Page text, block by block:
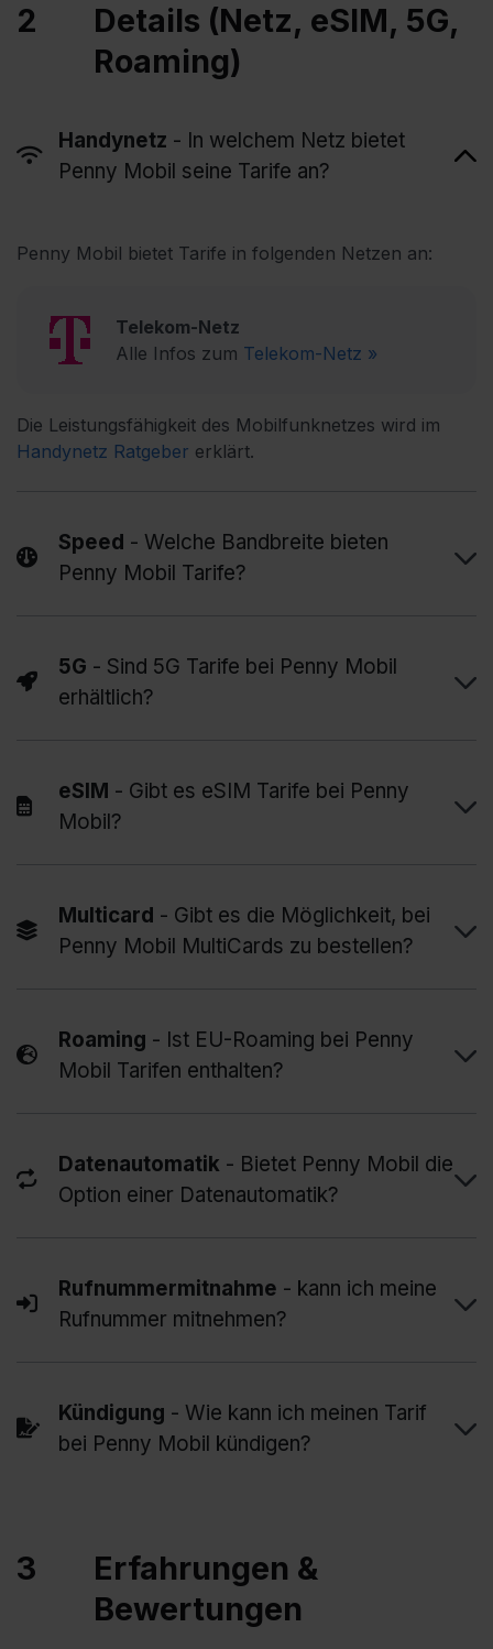
2
Details (Netz, eSIM, 5G,
Roaming)
Handynetz - In welchem Netz bietet
Penny Mobil seine Tarife an?
Penny Mobil bietet Tarife in folgenden Netzen an:
Telekom-Netz
Alle Infos zum Telekom-Netz »
Die Leistungsfähigkeit des Mobilfunknetzes wird im
Handynetz Ratgeber erklärt.
Speed - Welche Bandbreite bieten
Penny Mobil Tarife?
5G - Sind 5G Tarife bei Penny Mobil
erhältlich?
eSIM - Gibt es eSIM Tarife bei Penny
Mobil?
Multicard - Gibt es die Möglichkeit, bei
Penny Mobil MultiCards zu bestellen?
Roaming - Ist EU-Roaming bei Penny
Mobil Tarifen enthalten?
Datenautomatik - Bietet Penny Mobil die
Option einer Datenautomatik?
Rufnummermitnahme - kann ich meine
Rufnummer mitnehmen?
Kündigung - Wie kann ich meinen Tarif
bei Penny Mobil kündigen?
3
Erfahrungen &
Bewertungen